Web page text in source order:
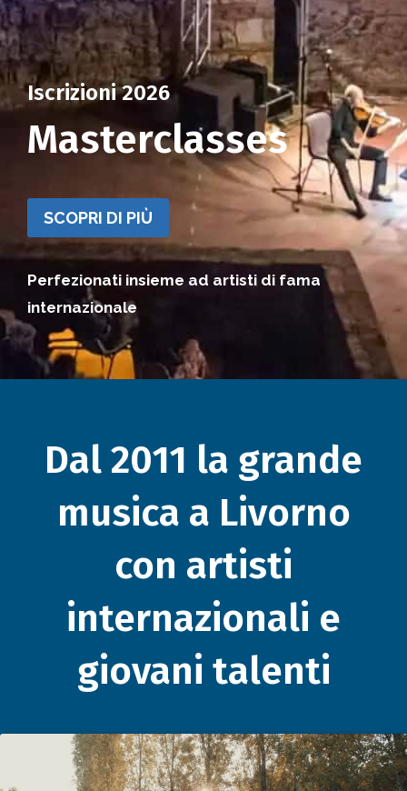
Iscrizioni 2026
Masterclasses
SCOPRI DI PIÙ
Perfezionati insieme ad artisti di fama
internazionale
Dal 2011 la grande
musica a Livorno
con artisti
internazionali e
giovani talenti